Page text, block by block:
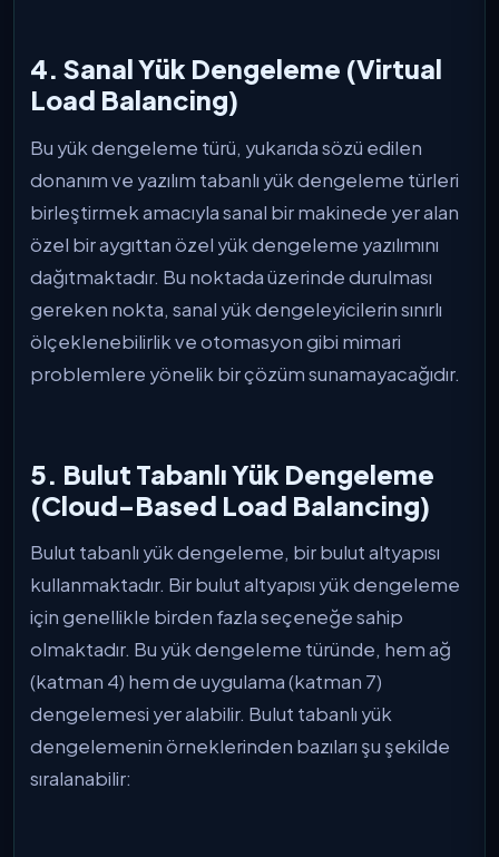
4. Sanal Yük Dengeleme (Virtual
Load Balancing)
Bu yük dengeleme türü, yukarıda sözü edilen
donanım ve yazılım tabanlı yük dengeleme türleri
birleştirmek amacıyla sanal bir makinede yer alan
özel bir aygıttan özel yük dengeleme yazılımını
dağıtmaktadır. Bu noktada üzerinde durulması
gereken nokta, sanal yük dengeleyicilerin sınırlı
ölçeklenebilirlik ve otomasyon gibi mimari
problemlere yönelik bir çözüm sunamayacağıdır.
5. Bulut Tabanlı Yük Dengeleme
(Cloud-Based Load Balancing)
Bulut tabanlı yük dengeleme, bir bulut altyapısı
kullanmaktadır. Bir bulut altyapısı yük dengeleme
için genellikle birden fazla seçeneğe sahip
olmaktadır. Bu yük dengeleme türünde, hem ağ
(katman 4) hem de uygulama (katman 7)
dengelemesi yer alabilir. Bulut tabanlı yük
dengelemenin örneklerinden bazıları şu şekilde
sıralanabilir: